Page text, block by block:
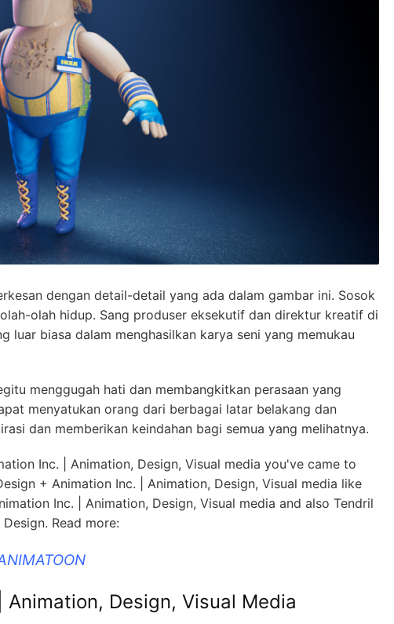
dengan detail-detail yang ada dalam gambar ini. Sosok
olah hidup. Sang produser eksekutif dan direktur kreatif di
luar biasa dalam menghasilkan karya seni yang memukau
menggugah hati dan membangkitkan perasaan yang
menyatukan orang dari berbagai latar belakang dan
dan memberikan keindahan bagi semua yang melihatnya.
Inc. | Animation, Design, Visual media you've came to
+ Animation Inc. | Animation, Design, Visual media like
Inc. | Animation, Design, Visual media and also Tendril
Read more:
Design, Visual Media